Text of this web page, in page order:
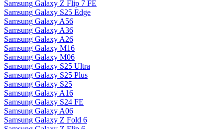
Samsung Galaxy Z Flip 7 FE
Samsung Galaxy S25 Edge
Samsung Galaxy A56
Samsung Galaxy A36
Samsung Galaxy A26
Samsung Galaxy M16
Samsung Galaxy M06
Samsung Galaxy S25 Ultra
Samsung Galaxy S25 Plus
Samsung Galaxy S25
Samsung Galaxy A16
Samsung Galaxy S24 FE
Samsung Galaxy A06
Samsung Galaxy Z Fold 6